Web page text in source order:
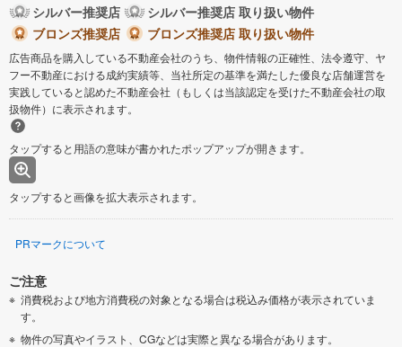
シルバー推奨店
シルバー推奨店 取り扱い物件
ブロンズ推奨店
ブロンズ推奨店 取り扱い物件
広告商品を購入している不動産会社のうち、物件情報の正確性、法令遵守、ヤ
フー不動産における成約実績等、当社所定の基準を満たした優良な店舗運営を
実践していると認めた不動産会社（もしくは当該認定を受けた不動産会社の取
扱物件）に表示されます。
タップすると用語の意味が書かれたポップアップが開きます。
タップすると画像を拡大表示されます。
PRマークについて
ご注意
消費税および地方消費税の対象となる場合は税込み価格が表示されていま
す。
物件の写真やイラスト、CGなどは実際と異なる場合があります。